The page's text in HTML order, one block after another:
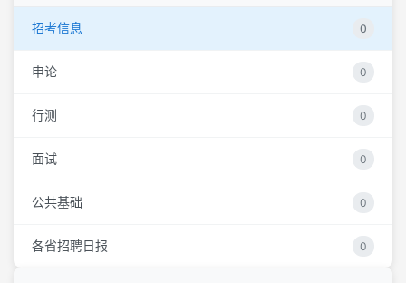
招考信息 0
申论 0
行测 0
面试 0
公共基础 0
各省招聘日报 0